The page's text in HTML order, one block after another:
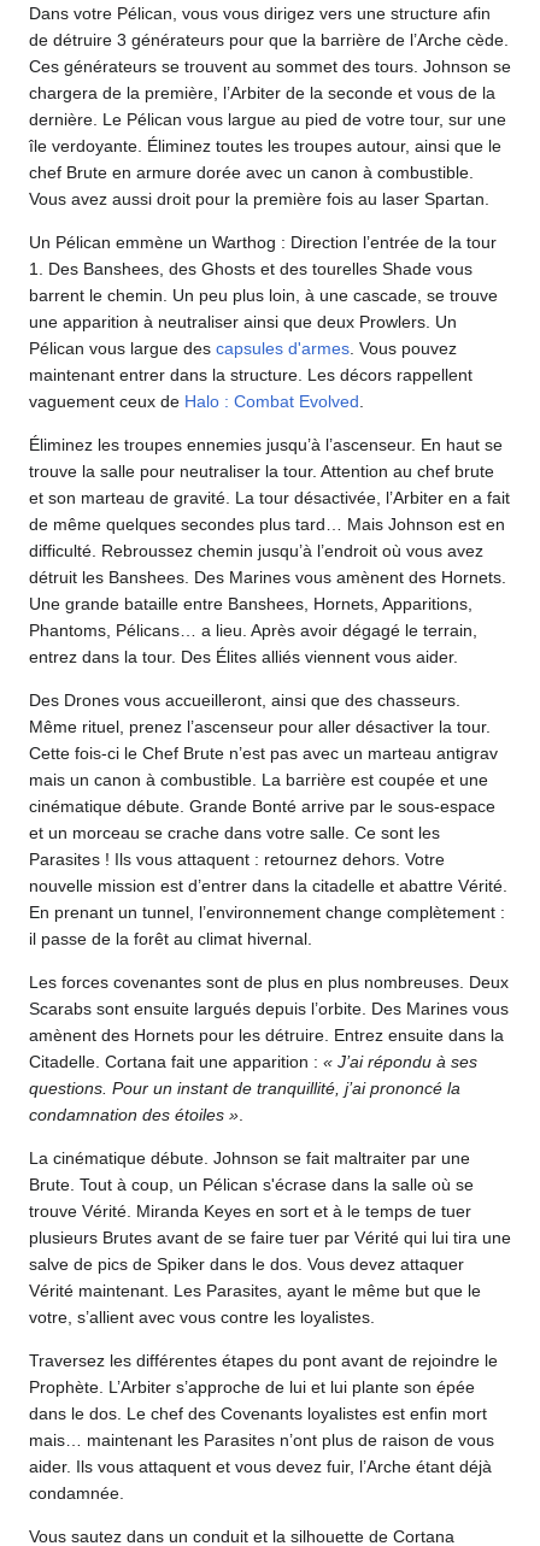
Dans votre Pélican, vous vous dirigez vers une structure afin
de détruire 3 générateurs pour que la barrière de l’Arche cède.
Ces générateurs se trouvent au sommet des tours. Johnson se
chargera de la première, l’Arbiter de la seconde et vous de la
dernière. Le Pélican vous largue au pied de votre tour, sur une
île verdoyante. Éliminez toutes les troupes autour, ainsi que le
chef Brute en armure dorée avec un canon à combustible.
Vous avez aussi droit pour la première fois au laser Spartan.
Un Pélican emmène un Warthog : Direction l’entrée de la tour
1. Des Banshees, des Ghosts et des tourelles Shade vous
barrent le chemin. Un peu plus loin, à une cascade, se trouve
une apparition à neutraliser ainsi que deux Prowlers. Un
Pélican vous largue des capsules d'armes . Vous pouvez
maintenant entrer dans la structure. Les décors rappellent
vaguement ceux de Halo : Combat Evolved
Éliminez les troupes ennemies jusqu’à l’ascenseur. En haut se
trouve la salle pour neutraliser la tour. Attention au chef brute
et son marteau de gravité. La tour désactivée, l’Arbiter en a fait
de même quelques secondes plus tard… Mais Johnson est en
difficulté. Rebroussez chemin jusqu’à l’endroit où vous avez
détruit les Banshees. Des Marines vous amènent des Hornets.
Une grande bataille entre Banshees, Hornets, Apparitions,
Phantoms, Pélicans… a lieu. Après avoir dégagé le terrain,
entrez dans la tour. Des Élites alliés viennent vous aider.
Des Drones vous accueilleront, ainsi que des chasseurs.
Même rituel, prenez l’ascenseur pour aller désactiver la tour.
Cette fois-ci le Chef Brute n’est pas avec un marteau antigrav
mais un canon à combustible. La barrière est coupée et une
cinématique débute. Grande Bonté arrive par le sous-espace
et un morceau se crache dans votre salle. Ce sont les
Parasites ! Ils vous attaquent : retournez dehors. Votre
nouvelle mission est d’entrer dans la citadelle et abattre Vérité.
En prenant un tunnel, l’environnement change complètement :
il passe de la forêt au climat hivernal.
Les forces covenantes sont de plus en plus nombreuses. Deux
Scarabs sont ensuite largués depuis l’orbite. Des Marines vous
amènent des Hornets pour les détruire. Entrez ensuite dans la
Citadelle. Cortana fait une apparition : « J’ai répondu à ses
questions. Pour un instant de tranquillité, j’ai prononcé la
condamnation des étoiles »
La cinématique débute. Johnson se fait maltraiter par une
Brute. Tout à coup, un Pélican s'écrase dans la salle où se
trouve Vérité. Miranda Keyes en sort et à le temps de tuer
plusieurs Brutes avant de se faire tuer par Vérité qui lui tira une
salve de pics de Spiker dans le dos. Vous devez attaquer
Vérité maintenant. Les Parasites, ayant le même but que le
votre, s’allient avec vous contre les loyalistes.
Traversez les différentes étapes du pont avant de rejoindre le
Prophète. L’Arbiter s’approche de lui et lui plante son épée
dans le dos. Le chef des Covenants loyalistes est enfin mort
mais… maintenant les Parasites n’ont plus de raison de vous
aider. Ils vous attaquent et vous devez fuir, l’Arche étant déjà
condamnée.
Vous sautez dans un conduit et la silhouette de Cortana